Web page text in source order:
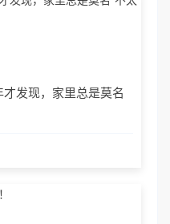
发现，家里总是莫名